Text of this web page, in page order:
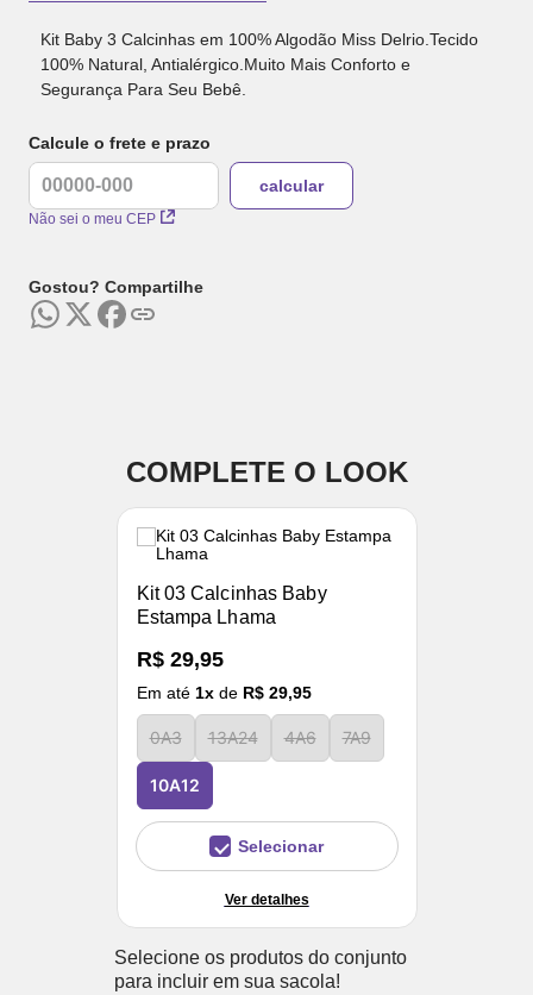
Kit Baby 3 Calcinhas em 100% Algodão Miss Delrio.Tecido
100% Natural, Antialérgico.Muito Mais Conforto e
Segurança Para Seu Bebê.
Calcule o frete e prazo
Não sei o meu CEP
Gostou? Compartilhe
COMPLETE O LOOK
Kit 03 Calcinhas Baby
Estampa Lhama
R$ 29,95
Em até 1x de R$ 29,95
0A3 13A24 4A6 7A9
10A12
Selecionar
Ver detalhes
Selecione os produtos do conjunto
para incluir em sua sacola!